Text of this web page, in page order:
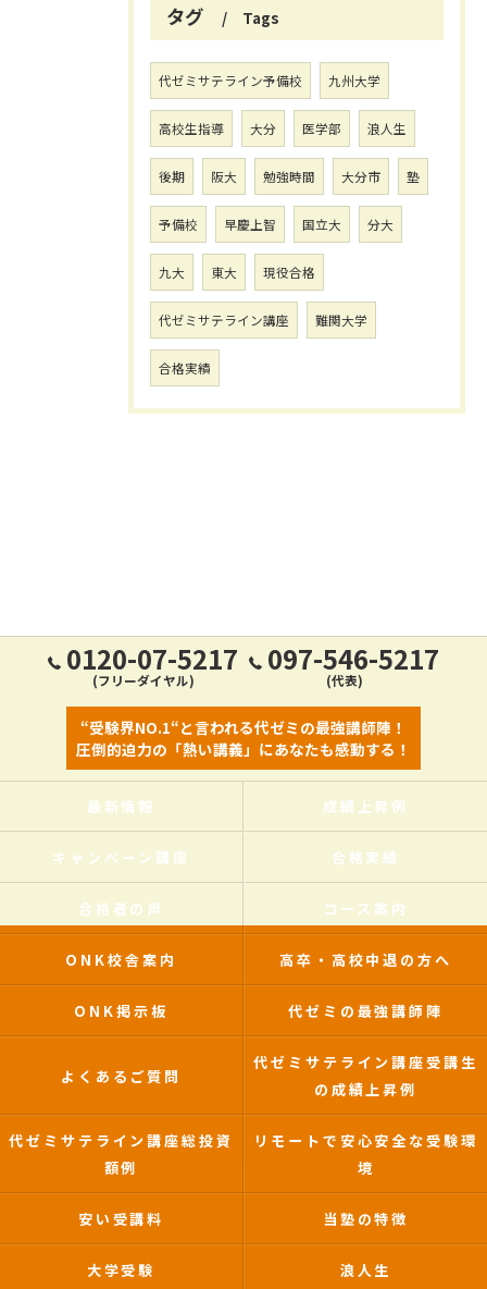
タグ Tags
代ゼミサテライン予備校 九州大学
高校生指導 大分 医学部 浪人生
後期 阪大 勉強時間 大分市 塾
予備校 早慶上智 国立大 分大
九大 東大 現役合格
代ゼミサテライン講座 難関大学
合格実績
0120-07-5217
(フリーダイヤル)
097-546-5217
(代表)
“受験界NO.1“と言われる代ゼミの最強講師陣！
圧倒的迫力の「熱い講義」にあなたも感動する！
最新情報 成績上昇例
キャンペーン講座 合格実績
合格者の声 コース案内
ONK校舎案内 高卒・高校中退の方へ
ONK掲示板 代ゼミの最強講師陣
よくあるご質問
代ゼミサテライン講座受講生
の成績上昇例
代ゼミサテライン講座総投資
額例
リモートで安心安全な受験環
境
安い受講料 当塾の特徴
大学受験 浪人生